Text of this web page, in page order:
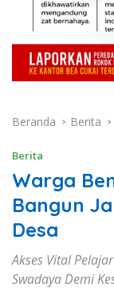
Beranda Berita
Berita
Warga
Bangun
Desa
Akses Vital
Swadaya Demi